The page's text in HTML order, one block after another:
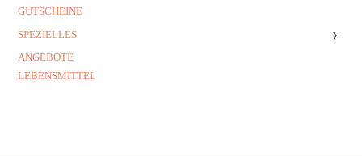
GUTSCHEINE
SPEZIELLES
›
ANGEBOTE
LEBENSMITTEL